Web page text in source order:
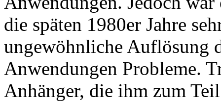
die späten 1980er Jahre
ungewöhnliche Auflösung
Anwendungen Probleme.
Anhänger, die ihm zum